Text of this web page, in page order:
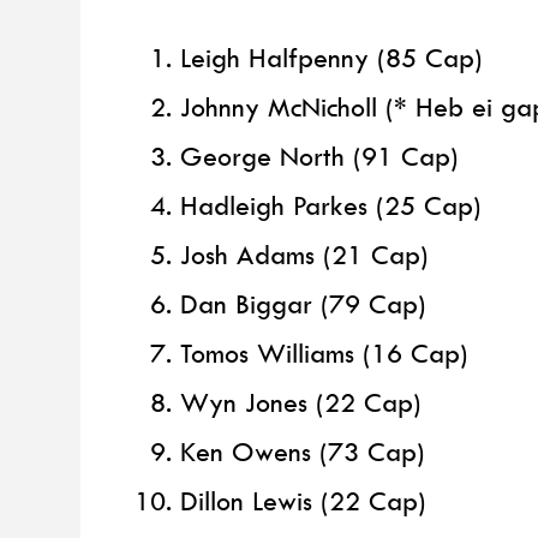
Leigh Halfpenny (85 Cap)
Johnny McNicholl (* Heb ei
George North (91 Cap)
Hadleigh Parkes (25 Cap)
Josh Adams (21 Cap)
Dan Biggar (79 Cap)
Tomos Williams (16 Cap)
Wyn Jones (22 Cap)
Ken Owens (73 Cap)
Dillon Lewis (22 Cap)